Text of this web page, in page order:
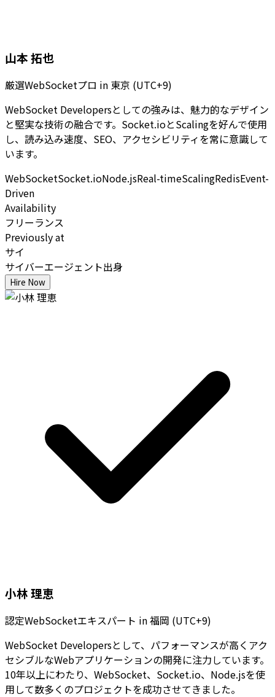
山本 拓也
厳選WebSocketプロ in 東京 (UTC+9)
WebSocket Developersとしての強みは、魅力的なデザイン
と堅実な技術の融合です。Socket.ioとScalingを好んで使用
し、読み込み速度、SEO、アクセシビリティを常に意識して
います。
WebSocketSocket.ioNode.jsReal-timeScalingRedisEvent-
Driven
Availability
フリーランス
Previously at
サイ
サイバーエージェント出身
Hire Now
小林 理恵
認定WebSocketエキスパート in福岡 (UTC+9)
WebSocket Developersとして、パフォーマンスが高くアク
セシブルなWebアプリケーションの開発に注力しています。
10年以上にわたり、WebSocket、Socket.io、Node.jsを使
用して数多くのプロジェクトを成功させてきました。